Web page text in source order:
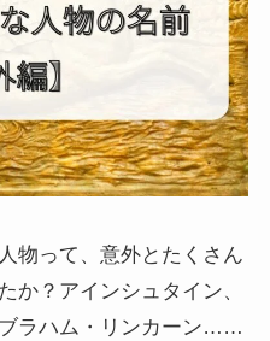
物って、意外とたくさん
か？アインシュタイン、
ラハム・リンカーン……